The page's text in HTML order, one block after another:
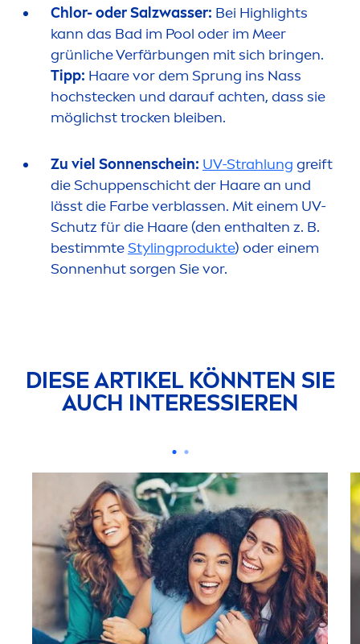
Chlor- oder Salzwasser: Bei Highlights
kann das Bad im Pool oder im Meer
grünliche Verfärbungen mit sich bringen.
Tipp: Haare vor dem Sprung ins Nass
hochstecken und darauf achten, dass sie
möglichst trocken bleiben.
Zu viel Sonnenschein: UV-Strahlung greift
die Schuppenschicht der Haare an und
lässt die Farbe verblassen. Mit einem UV-
Schutz für die Haare (den enthalten z. B.
bestimmteStylingprodukte) oder einem
Sonnenhut sorgen Sie vor.
DIESE ARTIKEL KÖNNTEN SIE
AUCH INTERESSIEREN